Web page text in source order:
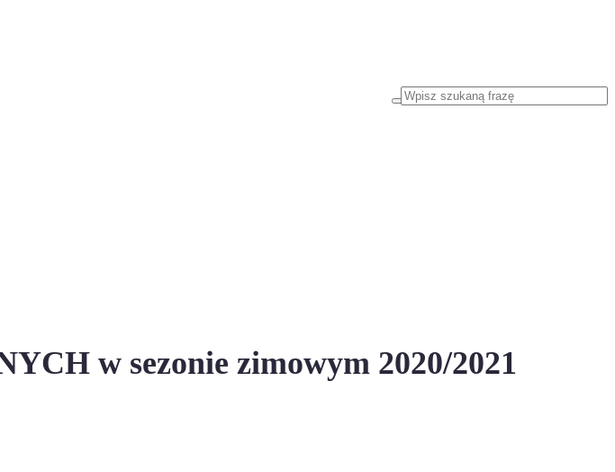
w sezonie zimowym 2020/2021